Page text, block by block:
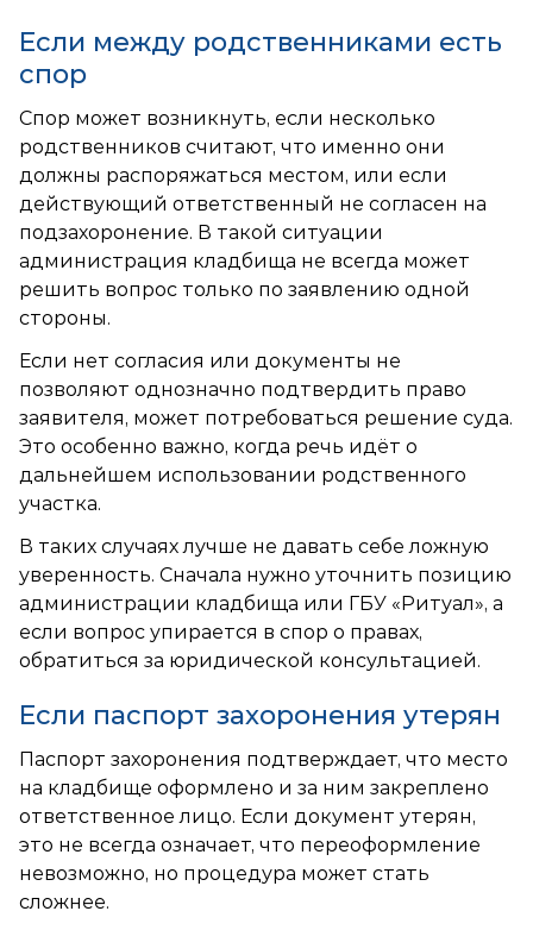
Если между родственниками есть
спор
Спор может возникнуть, если несколько
родственников считают, что именно они
должны распоряжаться местом, или если
действующий ответственный не согласен на
подзахоронение. В такой ситуации
администрация кладбища не всегда может
решить вопрос только по заявлению одной
стороны.
Если нет согласия или документы не
позволяют однозначно подтвердить право
заявителя, может потребоваться решение суда.
Это особенно важно, когда речь идёт о
дальнейшем использовании родственного
участка.
В таких случаях лучше не давать себе ложную
уверенность. Сначала нужно уточнить позицию
администрации кладбища или ГБУ «Ритуал», а
если вопрос упирается в спор о правах,
обратиться за юридической консультацией.
Если паспорт захоронения утерян
Паспорт захоронения подтверждает, что место
на кладбище оформлено и за ним закреплено
ответственное лицо. Если документ утерян,
это не всегда означает, что переоформление
невозможно, но процедура может стать
сложнее.